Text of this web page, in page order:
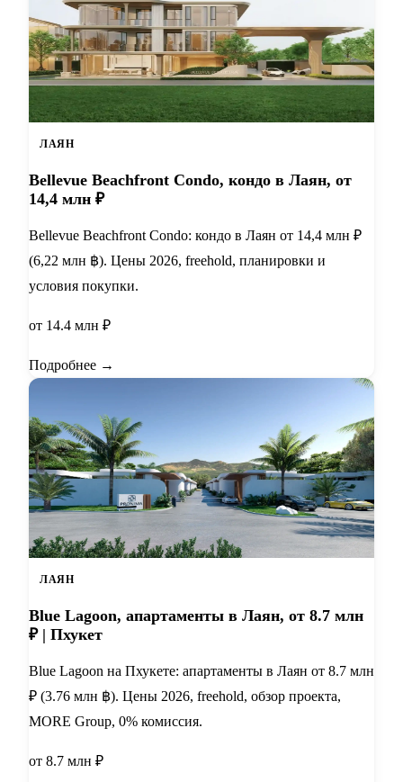
ЛАЯН
Bellevue Beachfront Condo, кондо в Лаян, от
14,4 млн ₽
Bellevue Beachfront Condo: кондо в Лаян от 14,4 млн ₽
(6,22 млн ฿). Цены 2026, freehold, планировки и
условия покупки.
от 14.4 млн ₽
Подробнее →
ЛАЯН
Blue Lagoon, апартаменты в Лаян, от 8.7 млн
₽ | Пхукет
Blue Lagoon на Пхукете: апартаменты в Лаян от 8.7 млн
₽ (3.76 млн ฿). Цены 2026, freehold, обзор проекта,
MORE Group, 0% комиссия.
от 8.7 млн ₽